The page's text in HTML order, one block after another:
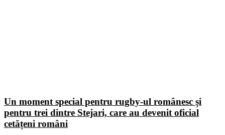
Un moment special pentru rugby-ul românesc și
pentru trei dintre Stejari, care au devenit oficial
cetățeni români